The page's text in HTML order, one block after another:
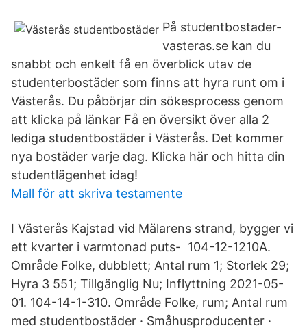
På studentbostader-
vasteras.se kan du
snabbt och enkelt få en överblick utav de
studenterbostäder som finns att hyra runt om i
Västerås. Du påbörjar din sökesprocess genom
att klicka på länkar Få en översikt över alla 2
lediga studentbostäder i Västerås. Det kommer
nya bostäder varje dag. Klicka här och hitta din
studentlägenhet idag!
Mall för att skriva testamente
I Västerås Kajstad vid Mälarens strand, bygger vi
ett kvarter i varmtonad puts- 104-12-1210A.
Område Folke, dubblett; Antal rum 1; Storlek 29;
Hyra 3 551; Tillgänglig Nu; Inflyttning 2021-05-
01. 104-14-1-310. Område Folke, rum; Antal rum
med studentbostäder · Småhusproducenter ·